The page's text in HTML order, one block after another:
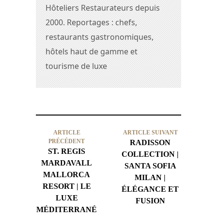
Hôteliers Restaurateurs depuis
2000. Reportages : chefs,
restaurants gastronomiques,
hôtels haut de gamme et
tourisme de luxe
ARTICLE
PRÉCÉDENT
ST. REGIS
MARDAVALL
MALLORCA
RESORT | LE
LUXE
MÉDITERRANÉ
ARTICLE SUIVANT
RADISSON
COLLECTION |
SANTA SOFIA
MILAN |
ÉLÉGANCE ET
FUSION